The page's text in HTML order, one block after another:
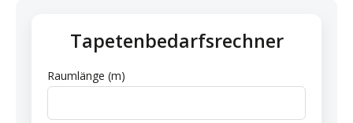
Tapetenbedarfsrechner
Raumlänge (m)